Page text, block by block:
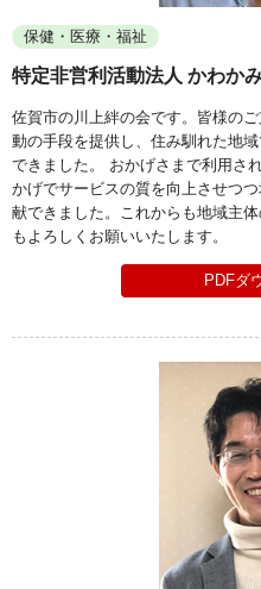
保健・医療・福祉
特定非営利活動法人 かわか
佐賀市の川上絆の会です。皆様の
動の手段を提供し、住み馴れた地
できました。 おかげさまで利用さ
かげでサービスの質を向上させつ
献できました。これからも地域主
もよろしくお願いいたします。
PDFダ